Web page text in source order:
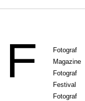
Fotograf
Magazine
Fotograf
Festival
Fotograf